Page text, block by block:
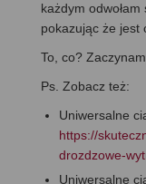
każdym
pokazując że jest
To, co?
Ps. Zobacz też:
Uniwersalne
https://
drozdzowe-
Uniwersalne